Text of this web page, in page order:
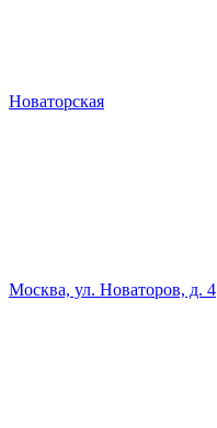
Новаторская
Москва, ул. Новаторов, д. 4